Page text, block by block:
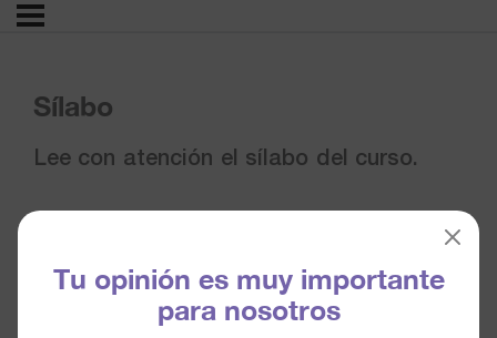
Tu opinión es muy importante
para nosotros
Sílabo
Lee con atención el sílabo del curso.